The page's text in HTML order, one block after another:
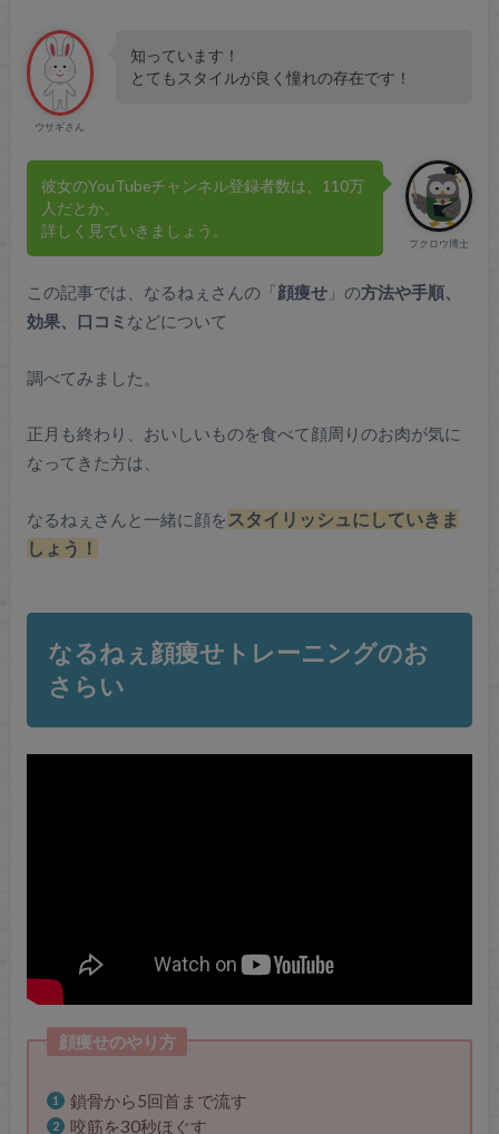
ウサギさん
知っています！
とてもスタイルが良く憧れの存在です！
フクロウ博士
彼女のYouTubeチャンネル登録者数は、110万
人だとか。
詳しく見ていきましょう。
この記事では、なるねぇさんの「顔痩せ」の方法や手順、
効果、口コミ などについて
調べてみました。
正月も終わり、おいしいものを食べて顔周りのお肉が気に
なってきた方は、
なるねぇさんと一緒に顔を スタイリッシュにしていきま
しょう！
なるねぇ顔痩せトレーニングのお
さらい
顔痩せのやり方
鎖骨から5回首まで流す
咬筋を30秒ほぐす